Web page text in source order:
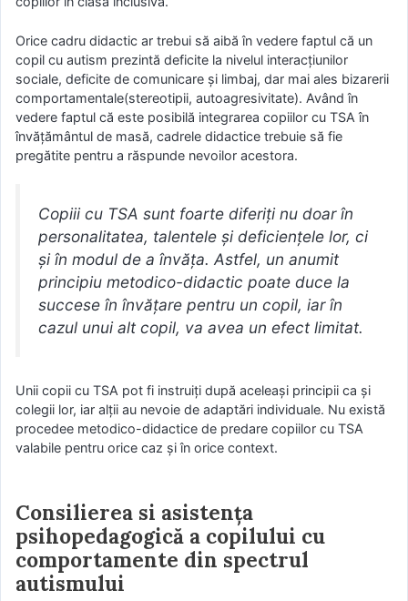
Orice cadru didactic ar trebui să aibă în vedere faptul că un
copil cu autism prezintă deficite la nivelul interacțiunilor
sociale, deficite de comunicare și limbaj, dar mai ales bizarerii
comportamentale(stereotipii, autoagresivitate). Având în
vedere faptul că este posibilă integrarea copiilor cu TSA în
învățământul de masă, cadrele didactice trebuie să fie
pregătite pentru a răspunde nevoilor acestora.
Copiii cu TSA sunt foarte diferiţi nu doar în
personalitatea, talentele şi deficienţele lor, ci
şi în modul de a învăţa. Astfel, un anumit
principiu metodico-didactic poate duce la
succese în învăţare pentru un copil, iar în
cazul unui alt copil, va avea un efect limitat.
Unii copii cu TSA pot fi instruiţi după aceleaşi principii ca şi
colegii lor, iar alţii au nevoie de adaptări individuale. Nu există
procedee metodico-didactice de predare copiilor cu TSA
valabile pentru orice caz și în orice context.
Consilierea si asistența
psihopedagogică a copilului cu
comportamente din spectrul
autismului